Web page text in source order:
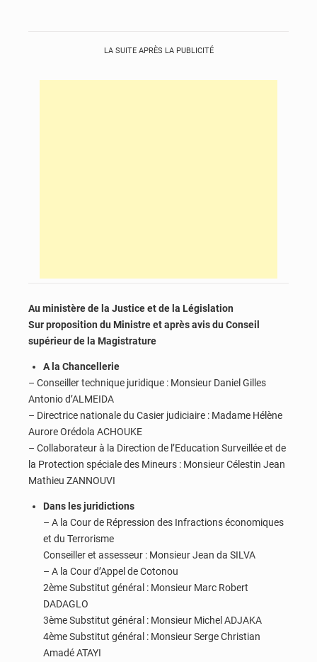
LA SUITE APRÈS LA PUBLICITÉ
Au ministère de la Justice et de la Législation
Sur proposition du Ministre et après avis du Conseil
supérieur de la Magistrature
A la Chancellerie
– Conseiller technique juridique : Monsieur Daniel Gilles
Antonio d’ALMEIDA
– Directrice nationale du Casier judiciaire : Madame Hélène
Aurore Orédola ACHOUKE
– Collaborateur à la Direction de l’Education Surveillée et de
la Protection spéciale des Mineurs : Monsieur Célestin Jean
Mathieu ZANNOUVI
Dans les juridictions
– A la Cour de Répression des Infractions économiques
et du Terrorisme
Conseiller et assesseur : Monsieur Jean da SILVA
– A la Cour d’Appel de Cotonou
2ème Substitut général : Monsieur Marc Robert
DADAGLO
3ème Substitut général : Monsieur Michel ADJAKA
4ème Substitut général : Monsieur Serge Christian
Amadé ATAYI